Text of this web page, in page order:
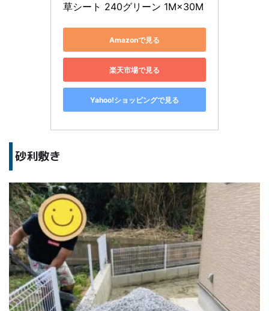
草シート 240グリーン 1M×30M
Amazonで見る
楽天市場で見る
Yahoo!ショッピングで見る
砂利敷き